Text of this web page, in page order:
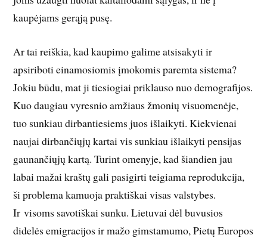
kaupėjams gerąją pusę.
Ar tai reiškia, kad kaupimo galime atsisakyti ir
apsiriboti einamosiomis įmokomis paremta sistema?
Jokiu būdu, mat ji tiesiogiai priklauso nuo demografijos.
Kuo daugiau vyresnio amžiaus žmonių visuomenėje,
tuo sunkiau dirbantiesiems juos išlaikyti. Kiekvienai
naujai dirbančiųjų kartai vis sunkiau išlaikyti pensijas
gaunančiųjų kartą. Turint omenyje, kad šiandien jau
labai mažai kraštų gali pasigirti teigiama reprodukcija,
ši problema kamuoja praktiškai visas valstybes.
Ir visoms savotiškai sunku. Lietuvai dėl buvusios
didelės emigracijos ir mažo gimstamumo, Pietų Europos